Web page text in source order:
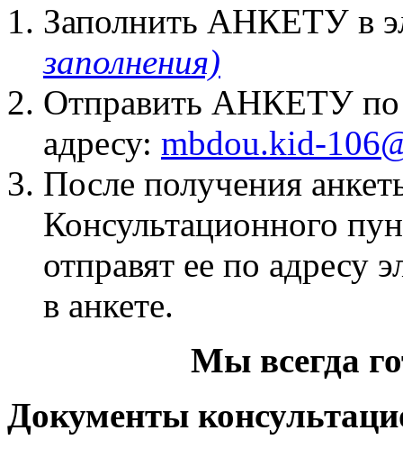
Заполнить АНКЕТУ в
заполнения)
Отправить АНКЕТУ по
адресу: mbdou.kid-
После получения
Консультационного
отправят ее по адресу
в анкете.
Мы всегда
Документы